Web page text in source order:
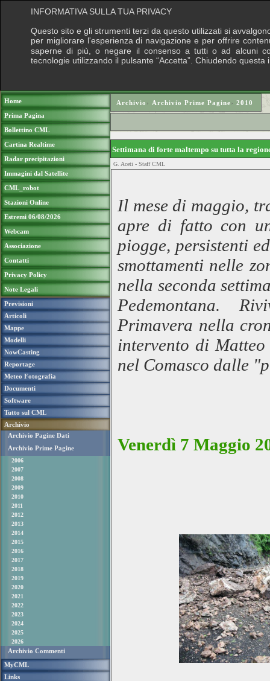
Home
Prima Pagina
Bollettino CML
Cartina Realtime
Radar precipitazioni
Immagini dal Satellite
CML_robot
Stazioni Online
Estremi 06/08/2026
Webcam
Associazione
Contatti
Privacy Policy
Note Legali
Previsioni
Articoli
Mappe
Modelli
NowCasting
Reportage
Meteo Fotografia
Documenti
Software
Tutto sul CML
Archivio
Archivio Pagine Dati
Archivio Prime Pagine
2006
2007
2008
2009
2010
2011
2012
2013
2014
2015
2016
2017
2018
2019
2020
2021
2022
2023
2024
2025
2026
Archivio Commenti
MyCML
Links
Archivio › Archivio Prime Pagine› 2010
Settimana di forte maltempo su tutta la
G. Aceti - Staff CML
Il mese di maggio,
apre di fatto con
piogge, persistenti
smottamenti nelle
nella seconda
Pedemontana.
Primavera nella
intervento di
nel Comasco dalle
Venerdì 7 Maggio
INFORMATIVA SULLA TUA PRIVACY
Questo sito e gli strumenti terzi da questo utilizzati si
per migliorare l'esperienza di navigazione e per offrire
saperne di più, o negare il consenso a tutti o ad alcuni
tecnologie utilizzando il pulsante “Accetta”. Chiudendo